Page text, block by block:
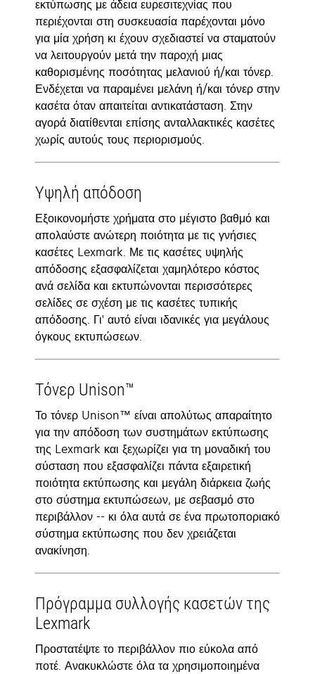
εκτύπωσης με άδεια ευρεσιτεχνίας που
περιέχονται στη συσκευασία παρέχονται μόνο
για μία χρήση κι έχουν σχεδιαστεί να σταματούν
να λειτουργούν μετά την παροχή μιας
καθορισμένης ποσότητας μελανιού ή/και τόνερ.
Ενδέχεται να παραμένει μελάνη ή/και τόνερ στην
κασέτα όταν απαιτείται αντικατάσταση. Στην
αγορά διατίθενται επίσης ανταλλακτικές κασέτες
χωρίς αυτούς τους περιορισμούς.
Υψηλή απόδοση
Εξοικονομήστε χρήματα στο μέγιστο βαθμό και
απολαύστε ανώτερη ποιότητα με τις γνήσιες
κασέτες Lexmark. Με τις κασέτες υψηλής
απόδοσης εξασφαλίζεται χαμηλότερο κόστος
ανά σελίδα και εκτυπώνονται περισσότερες
σελίδες σε σχέση με τις κασέτες τυπικής
απόδοσης. Γι' αυτό είναι ιδανικές για μεγάλους
όγκους εκτυπώσεων.
Τόνερ Unison™
Το τόνερ Unison™ είναι απολύτως απαραίτητο
για την απόδοση των συστημάτων εκτύπωσης
της Lexmark και ξεχωρίζει για τη μοναδική του
σύσταση που εξασφαλίζει πάντα εξαιρετική
ποιότητα εκτύπωσης και μεγάλη διάρκεια ζωής
στο σύστημα εκτυπώσεων, με σεβασμό στο
περιβάλλον -- κι όλα αυτά σε ένα πρωτοποριακό
σύστημα εκτύπωσης που δεν χρειάζεται
ανακίνηση.
Πρόγραμμα συλλογής κασετών της
Lexmark
Προστατέψτε το περιβάλλον πιο εύκολα από
ποτέ. Ανακυκλώστε όλα τα χρησιμοποιημένα